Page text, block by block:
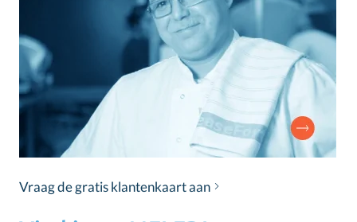
Vraag de gratis klantenkaart aan